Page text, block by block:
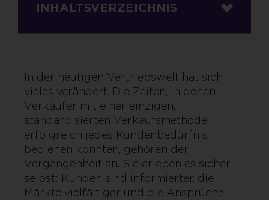
INHALTSVERZEICHNIS
In der heutigen Vertriebswelt hat sich
vieles verändert. Die Zeiten, in denen
Verkäufer mit einer einzigen,
standardisierten Verkaufsmethode
erfolgreich jedes Kundenbedürfnis
bedienen konnten, gehören der
Vergangenheit an. Sie erleben es sicher
selbst: Kunden sind informierter, die
Märkte vielfältiger und die Ansprüche